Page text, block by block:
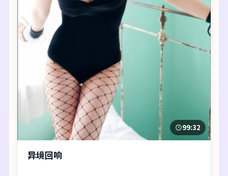
99:32
异境回响